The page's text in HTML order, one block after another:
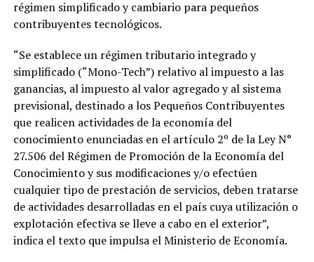
régimen simplificado y cambiario para pequeños
contribuyentes tecnológicos.
“Se establece un régimen tributario integrado y
simplificado (“Mono-Tech”) relativo al impuesto a las
ganancias, al impuesto al valor agregado y al sistema
previsional, destinado a los Pequeños Contribuyentes
que realicen actividades de la economía del
conocimiento enunciadas en el artículo 2º de la Ley N°
27.506 del Régimen de Promoción de la Economía del
Conocimiento y sus modificaciones y/o efectúen
cualquier tipo de prestación de servicios, deben tratarse
de actividades desarrolladas en el país cuya utilización o
explotación efectiva se lleve a cabo en el exterior”,
indica el texto que impulsa el Ministerio de Economía.